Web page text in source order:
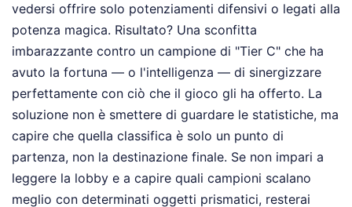
vedersi offrire solo potenziamenti difensivi o legati alla
potenza magica. Risultato? Una sconfitta
imbarazzante contro un campione di "Tier C" che ha
avuto la fortuna — o l'intelligenza — di sinergizzare
perfettamente con ciò che il gioco gli ha offerto. La
soluzione non è smettere di guardare le statistiche, ma
capire che quella classifica è solo un punto di
partenza, non la destinazione finale. Se non impari a
leggere la lobby e a capire quali campioni scalano
meglio con determinati oggetti prismatici, resterai